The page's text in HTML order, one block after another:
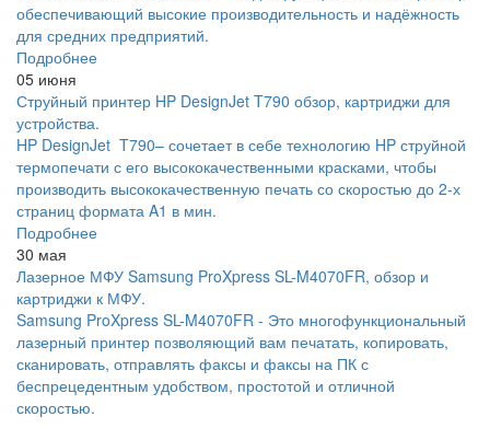
обеспечивающий высокие производительность и надёжность
для средних предприятий.
Подробнее
05 июня
Струйный принтер HP DesignJet T790 обзор, картриджи для
устройства.
HP DesignJet T790– сочетает в себе технологию HP струйной
термопечати с его высококачественными красками, чтобы
производить высококачественную печать со скоростью до 2-х
страниц формата A1 в мин.
Подробнее
30 мая
Лазерное МФУ Samsung ProXpress SL-M4070FR, обзор и
картриджи к МФУ.
Samsung ProXpress SL-M4070FR - Это многофункциональный
лазерный принтер позволяющий вам печатать, копировать,
сканировать, отправлять факсы и факсы на ПК с
беспрецедентным удобством, простотой и отличной
скоростью.